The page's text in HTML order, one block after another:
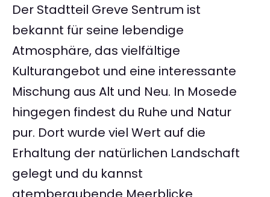
Der Stadtteil Greve Sentrum ist
bekannt für seine lebendige
Atmosphäre, das vielfältige
Kulturangebot und eine interessante
Mischung aus Alt und Neu. In Mosede
hingegen findest du Ruhe und Natur
pur. Dort wurde viel Wert auf die
Erhaltung der natürlichen Landschaft
gelegt und du kannst